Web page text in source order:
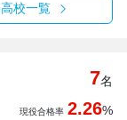
校一覧
7名
現役合格率 2.26%